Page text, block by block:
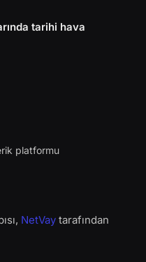
tarihi hava
platformu
NetVay tarafından